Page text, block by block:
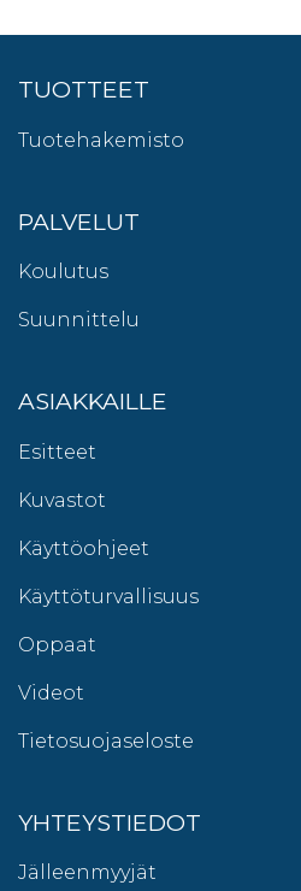
TUOTTEET
Tuotehakemisto
PALVELUT
Koulutus
Suunnittelu
ASIAKKAILLE
Esitteet
Kuvastot
Käyttöohjeet
Käyttöturvallisuus
Oppaat
Videot
Tietosuojaseloste
YHTEYSTIEDOT
Jälleenmyyjät